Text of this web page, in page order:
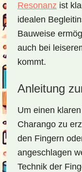
Resonanz ist
idealen
Bauweise
auch bei
kommt.
Anleitung
Um einen
Charango zu
den Fingern
angeschlagen
Technik der